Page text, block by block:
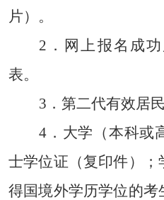
片）。
2 ． 网上报名成
表。
3 ． 第二代有效居
4 ． 大学（本科或
士学位证（复印件）；
得国境外学历学位的